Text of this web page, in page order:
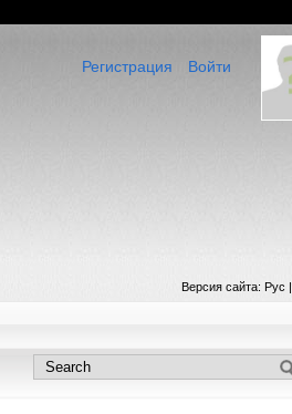
Войти
Регистрация
Версия сайта: Рус |